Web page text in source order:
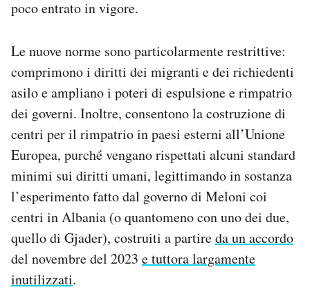
poco entrato in vigore.
Le nuove norme sono particolarmente restrittive:
comprimono i diritti dei migranti e dei richiedenti
asilo e ampliano i poteri di espulsione e rimpatrio
dei governi. Inoltre, consentono la costruzione di
centri per il rimpatrio in paesi esterni all’Unione
Europea, purché vengano rispettati alcuni standard
minimi sui diritti umani, legittimando in sostanza
l’esperimento fatto dal governo di Meloni coi
centri in Albania (o quantomeno con uno dei due,
quello di Gjader), costruiti a partireda un accordo
del novembre del 2023 e tuttora largamente
inutilizzati.